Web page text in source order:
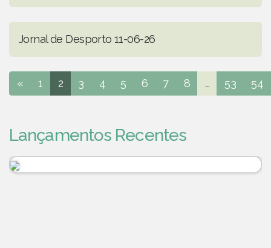
Jornal de Desporto 11-06-26
« 1 2 3 4 5 6 7 8 ... 53 54
Lançamentos Recentes